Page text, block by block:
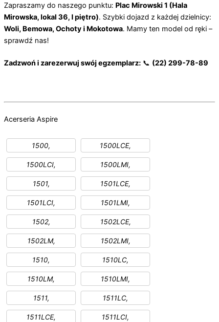
Zapraszamy do naszego punktu: Plac Mirowski 1 (Hala
Mirowska, lokal 36, I piętro). Szybki dojazd z każdej dzielnicy:
Woli, Bemowa, Ochoty i Mokotowa. Mamy ten model od ręki –
sprawdź nas!
Zadzwoń i zarezerwuj swój egzemplarz: 📞 (22) 299-78-89
Acerseria Aspire
1500, 1500LCE,
1500LCI, 1500LMI,
1501, 1501LCE,
1501LCI, 1501LMI,
1502, 1502LCE,
1502LM, 1502LMI,
1510, 1510LC,
1510LM, 1510LMI,
1511, 1511LC,
1511LCE, 1511LCI,